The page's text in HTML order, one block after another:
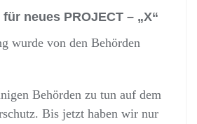
neues PROJECT – „X“
wurde von den Behörden
Behörden zu tun auf dem
Bis jetzt haben wir nur